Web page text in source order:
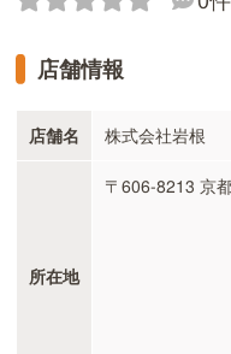
店舗情報
店舗名 株式会社岩根
所在地
〒606-8213 京